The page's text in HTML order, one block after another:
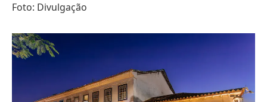
Foto: Divulgação